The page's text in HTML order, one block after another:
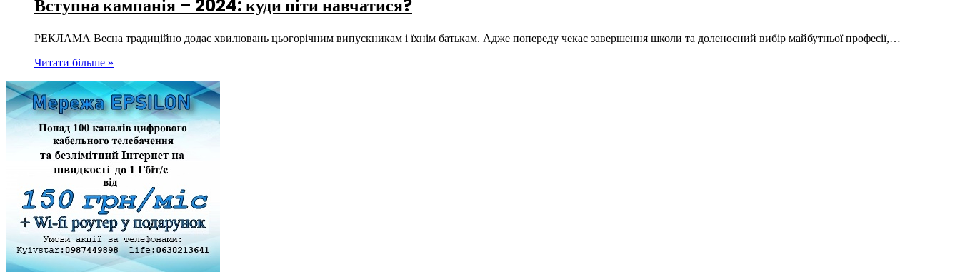
Вступна кампанія – 2024: куди піти навчатися?
РЕКЛАМА Весна традиційно додає хвилювань цьогорічним випускникам і їхнім батькам. Адже попереду чекає завершення школи та доленосний вибір майбутньої професії,…
Читати більше »